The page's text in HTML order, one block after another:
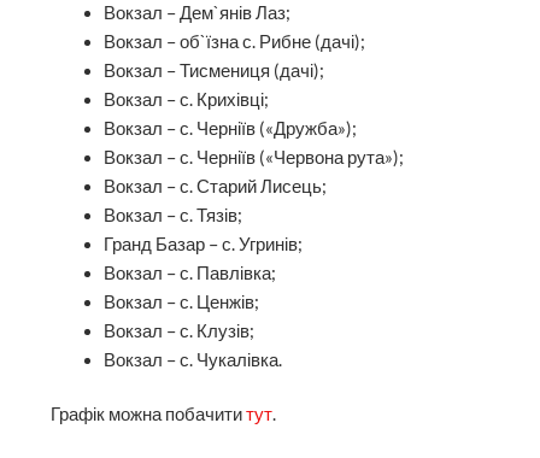
Вокзал – Дем`янів Лаз;
Вокзал – об`їзна с. Рибне (дачі);
Вокзал – Тисмениця (дачі);
Вокзал – с. Крихівці;
Вокзал – с. Черніїв («Дружба»);
Вокзал – с. Черніїв («Червона рута»);
Вокзал – с. Старий Лисець;
Вокзал – с. Тязів;
Гранд Базар – с. Угринів;
Вокзал – с. Павлівка;
Вокзал – с. Ценжів;
Вокзал – с. Клузів;
Вокзал – с. Чукалівка.
Графік можна побачититут.